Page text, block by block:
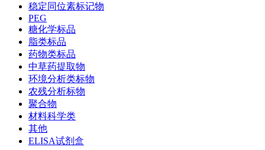
稳定同位素标记物
PEG
糖化学标品
脂类标品
药物类标品
中草药提取物
环境分析类标物
农残分析标物
聚合物
材料科学类
其他
ELISA试剂盒